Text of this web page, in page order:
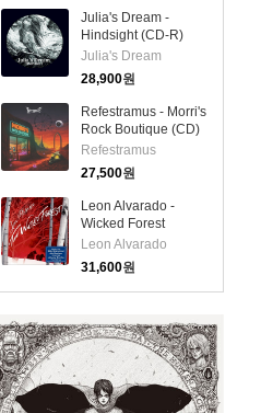
Julia's Dream -
Hindsight (CD-R)
Julia's Dream
28,900원
Refestramus - Morri's
Rock Boutique (CD)
Refestramus
27,500원
Leon Alvarado -
Wicked Forest
(Digipack)(CD)
Leon Alvarado
31,600원